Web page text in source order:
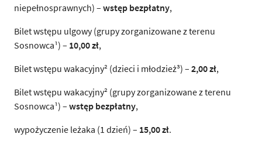
niepełnosprawnych) – wstęp bezpłatny,
Bilet wstępu ulgowy (grupy zorganizowane z terenu
Sosnowca¹) – 10,00 zł,
Bilet wstępu wakacyjny² (dzieci i młodzież³) – 2,00 zł,
Bilet wstępu wakacyjny² (grupy zorganizowane z terenu
Sosnowca¹) – wstęp bezpłatny,
wypożyczenie leżaka (1 dzień) – 15,00 zł.